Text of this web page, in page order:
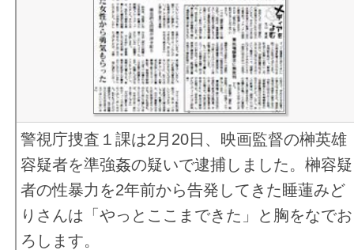
警視庁捜査１課は2月20日、映画監督の榊英雄
容疑者を準強姦の疑いで逮捕しました。榊容疑
者の性暴力を2年前から告発してきた睡蓮みど
りさんは「やっとここまできた」と胸をなでお
ろします。